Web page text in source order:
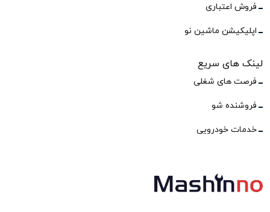
فروش اعتباری
اپلیکیشن ماشین نو
لینک های سریع
فرصت های شغلی
فروشنده شو
خدمات خودرویی